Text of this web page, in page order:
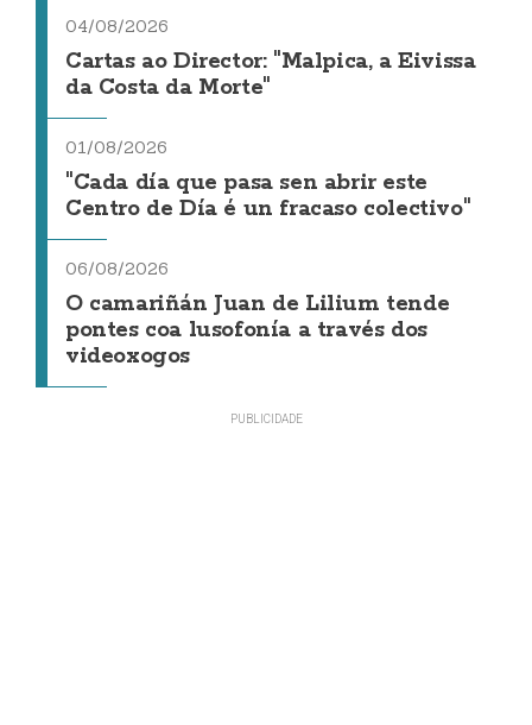
04/08/2026
Cartas ao Director: "Malpica, a Eivissa
da Costa da Morte"
01/08/2026
"Cada día que pasa sen abrir este
Centro de Día é un fracaso colectivo"
06/08/2026
O camariñán Juan de Lilium tende
pontes coa lusofonía a través dos
videoxogos